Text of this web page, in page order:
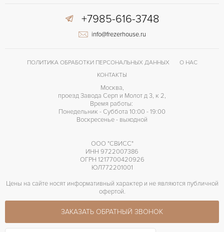
+7985-616-3748
info@frezerhouse.ru
ПОЛИТИКА ОБРАБОТКИ ПЕРСОНАЛЬНЫХ ДАННЫХ
О НАС
КОНТАКТЫ
Москва,
проезд Завода Серп и Молот д 3, к 2,
Время работы:
Понедельник - Суббота 10:00 - 19:00
Воскресенье - выходной
ООО "СВИСС"
ИНН 9722007386
ОГРН 1217700420926
ЮЛ772201001
Цены на сайте носят информативный характер и не являются публичной
офертой.
ЗАКАЗАТЬ ОБРАТНЫЙ ЗВОНОК